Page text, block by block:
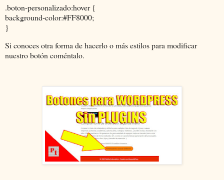
.boton-personalizado:hover {
background-color:#FF8000;
}
Si conoces otra forma de hacerlo o más estilos para modificar
nuestro botón coméntalo.